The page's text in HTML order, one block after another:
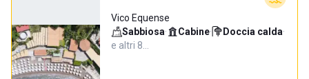
Vico Equense
Sabbiosa· Cabine· Doccia calda·
e altri 8…